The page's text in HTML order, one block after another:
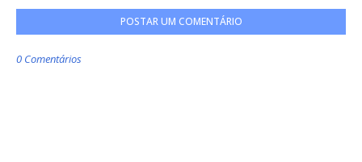
POSTAR UM COMENTÁRIO
0 Comentários